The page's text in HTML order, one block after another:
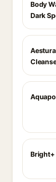
Body
Dark
Bright+